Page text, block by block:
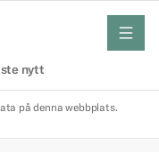
nytt
meny
på denna webbplats.